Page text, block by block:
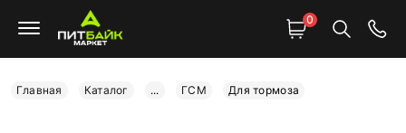
0
Главная Каталог ... ГСМ Для тормоза